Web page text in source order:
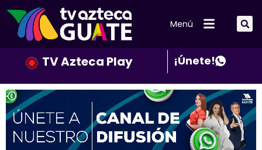
Menú
TV Azteca Play ¡Únete!